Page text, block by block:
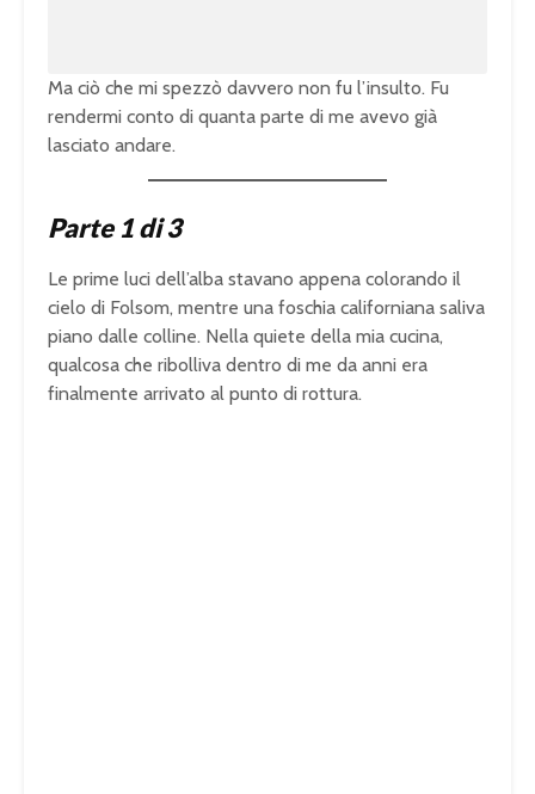
Ma ciò che mi spezzò davvero non fu l’insulto. Fu
rendermi conto di quanta parte di me avevo già
lasciato andare.
Parte 1 di 3
Le prime luci dell’alba stavano appena colorando il
cielo di Folsom, mentre una foschia californiana saliva
piano dalle colline. Nella quiete della mia cucina,
qualcosa che ribolliva dentro di me da anni era
finalmente arrivato al punto di rottura.